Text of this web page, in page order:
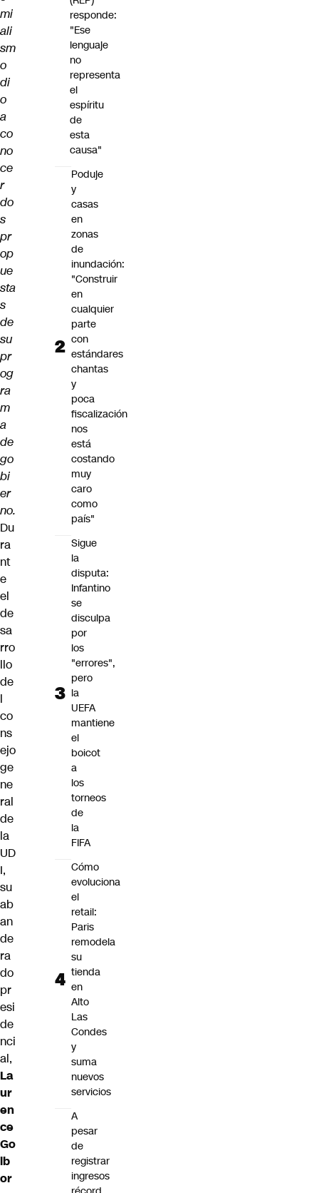
mi
ali
sm
o
di
o
a
co
no
ce
r
do
s
pr
op
ue
sta
s
de
su
pr
og
ra
m
a
de
go
bi
er
no.
Du
ra
nt
e
el
de
sa
rro
llo
de
l
co
ns
ejo
ge
ne
ral
de
la
UD
I,
su
ab
an
de
ra
do
pr
esi
de
nci
al,
La
ur
en
ce
Go
lb
or
responde:
"Ese
lenguaje
no
representa
el
espíritu
de
esta
causa"
Poduje
y
casas
en
zonas
de
inundación:
"Construir
en
cualquier
parte
con
estándares
chantas
y
poca
fiscalización
nos
está
costando
muy
caro
como
país"
Sigue
la
disputa:
Infantino
se
disculpa
por
los
"errores",
pero
la
UEFA
mantiene
el
boicot
a
los
torneos
de
la
FIFA
Cómo
evoluciona
el
retail:
Paris
remodela
su
tienda
en
Alto
Las
Condes
y
suma
nuevos
servicios
A
pesar
de
registrar
ingresos